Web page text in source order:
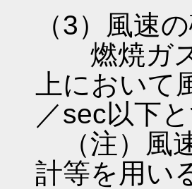
（3）風速
燃焼ガス
上におい
／sec以下と
（注）風
計等を用い